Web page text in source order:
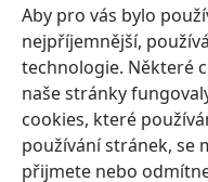
Aby pro vás bylo
nejpříjemnější,
technologie. Některé
naše stránky
cookies, které
používání stránek, se
přijmete nebo
nové
okno) ONLINE KNIHOVNA
(otevřeno
nové
okno)JW Hub®
(otevřeno
nové
okno)JW Library ®